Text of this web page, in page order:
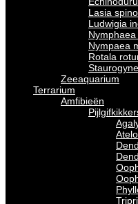
Lasia
Ludwigia
Nympaea
Rotala
Zeeaquarium
Terrarium
Amfibieën